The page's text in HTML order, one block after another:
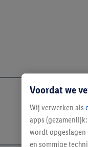
Voordat we
Wij verwerken als
apps
wordt opgeslagen
en sommige